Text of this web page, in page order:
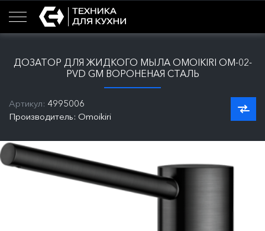
ДОЗАТОР ДЛЯ ЖИДКОГО МЫЛА OMOIKIRI OM-02-
PVD GM ВОРОНЕНАЯ СТАЛЬ
Артикул: 4995006
Производитель: Omoikiri